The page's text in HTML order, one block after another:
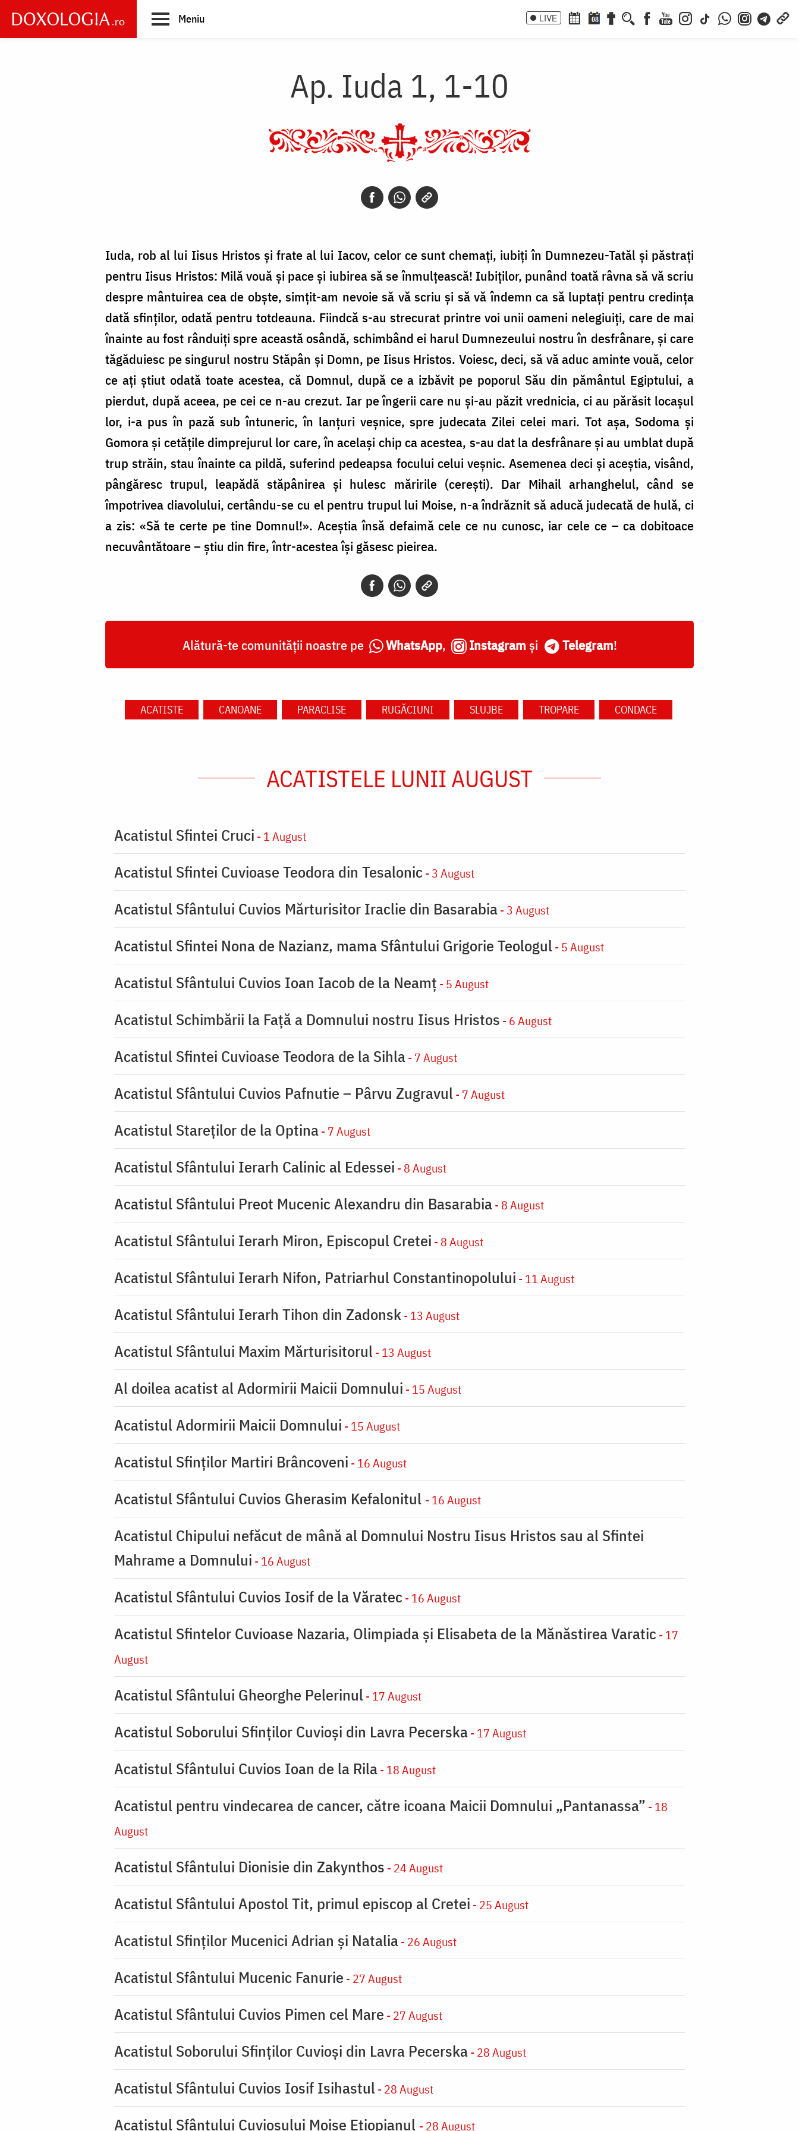
main
Meniu LIVE 08
Ap. Iuda 1, 1-10
Iuda, rob al lui Iisus Hristos și frate al lui Iacov, celor ce sunt chemați, iubiți în Dumnezeu-Tatăl și păstrați
pentru Iisus Hristos: Milă vouă și pace și iubirea să se înmulțească! Iubiților, punând toată râvna să vă scriu
despre mântuirea cea de obște, simțit-am nevoie să vă scriu și să vă îndemn ca să luptați pentru credința
dată sfinților, odată pentru totdeauna. Fiindcă s-au strecurat printre voi unii oameni nelegiuiți, care de mai
înainte au fost rânduiți spre această osândă, schimbând ei harul Dumnezeului nostru în desfrânare, și care
tăgăduiesc pe singurul nostru Stăpân și Domn, pe Iisus Hristos. Voiesc, deci, să vă aduc aminte vouă, celor
ce ați știut odată toate acestea, că Domnul, după ce a izbăvit pe poporul Său din pământul Egiptului, a
pierdut, după aceea, pe cei ce n-au crezut. Iar pe îngerii care nu și-au păzit vrednicia, ci au părăsit locașul
lor, i-a pus în pază sub întuneric, în lanțuri veșnice, spre judecata Zilei celei mari. Tot așa, Sodoma și
Gomora și cetățile dimprejurul lor care, în același chip ca acestea, s-au dat la desfrânare și au umblat după
trup străin, stau înainte ca pildă, suferind pedeapsa focului celui veșnic. Asemenea deci și aceștia, visând,
pângăresc trupul, leapădă stăpânirea și hulesc măririle (cerești). Dar Mihail arhanghelul, când se
împotrivea diavolului, certându-se cu el pentru trupul lui Moise, n-a îndrăznit să aducă judecată de hulă, ci
a zis: «Să te certe pe tine Domnul!». Aceștia însă defaimă cele ce nu cunosc, iar cele ce – ca dobitoace
necuvântătoare – știu din fire, într-acestea își găsesc pieirea.
Alătură-te comunității noastre pe WhatsApp, Instagram și Telegram!
ACATISTE CANOANE PARACLISE RUGĂCIUNI SLUJBE TROPARE CONDACE
ACATISTELE LUNII AUGUST
Acatistul Sfintei Cruci - 1 August
Acatistul Sfintei Cuvioase Teodora din Tesalonic - 3 August
Acatistul Sfântului Cuvios Mărturisitor Iraclie din Basarabia- 3 August
Acatistul Sfintei Nona de Nazianz, mama Sfântului Grigorie Teologul - 5 August
Acatistul Sfântului Cuvios Ioan Iacob de la Neamț - 5 August
Acatistul Schimbării la Faţă a Domnului nostru Iisus Hristos - 6 August
Acatistul Sfintei Cuvioase Teodora de la Sihla- 7 August
Acatistul Sfântului Cuvios Pafnutie – Pârvu Zugravul - 7 August
Acatistul Stareţilor de la Optina- 7 August
Acatistul Sfântului Ierarh Calinic al Edessei - 8 August
Acatistul Sfântului Preot Mucenic Alexandru din Basarabia- 8 August
Acatistul Sfântului Ierarh Miron, Episcopul Cretei - 8 August
Acatistul Sfântului Ierarh Nifon, Patriarhul Constantinopolului - 11 August
Acatistul Sfântului Ierarh Tihon din Zadonsk - 13 August
Acatistul Sfântului Maxim Mărturisitorul - 13 August
Al doilea acatist al Adormirii Maicii Domnului - 15 August
Acatistul Adormirii Maicii Domnului - 15 August
Acatistul Sfinților Martiri Brâncoveni - 16 August
Acatistul Sfântului Cuvios Gherasim Kefalonitul - 16 August
Acatistul Chipului nefăcut de mână al Domnului Nostru Iisus Hristos sau al Sfintei
Mahrame a Domnului - 16 August
Acatistul Sfântului Cuvios Iosif de la Văratec - 16 August
Acatistul Sfintelor Cuvioase Nazaria, Olimpiada și Elisabeta de la Mănăstirea Varatic - 17
August
Acatistul Sfântului Gheorghe Pelerinul - 17 August
Acatistul Soborului Sfinților Cuvioși din Lavra Pecerska- 17 August
Acatistul Sfântului Cuvios Ioan de la Rila- 18 August
Acatistul pentru vindecarea de cancer, către icoana Maicii Domnului „Pantanassa” - 18
August
Acatistul Sfântului Dionisie din Zakynthos - 24 August
Acatistul Sfântului Apostol Tit, primul episcop al Cretei - 25 August
Acatistul Sfinților Mucenici Adrian și Natalia- 26 August
Acatistul Sfântului Mucenic Fanurie - 27 August
Acatistul Sfântului Cuvios Pimen cel Mare - 27 August
Acatistul Soborului Sfinților Cuvioși din Lavra Pecerska- 28 August
Acatistul Sfântului Cuvios Iosif Isihastul - 28 August
Acatistul Sfântului Cuviosului Moise Etiopianul - 28 August